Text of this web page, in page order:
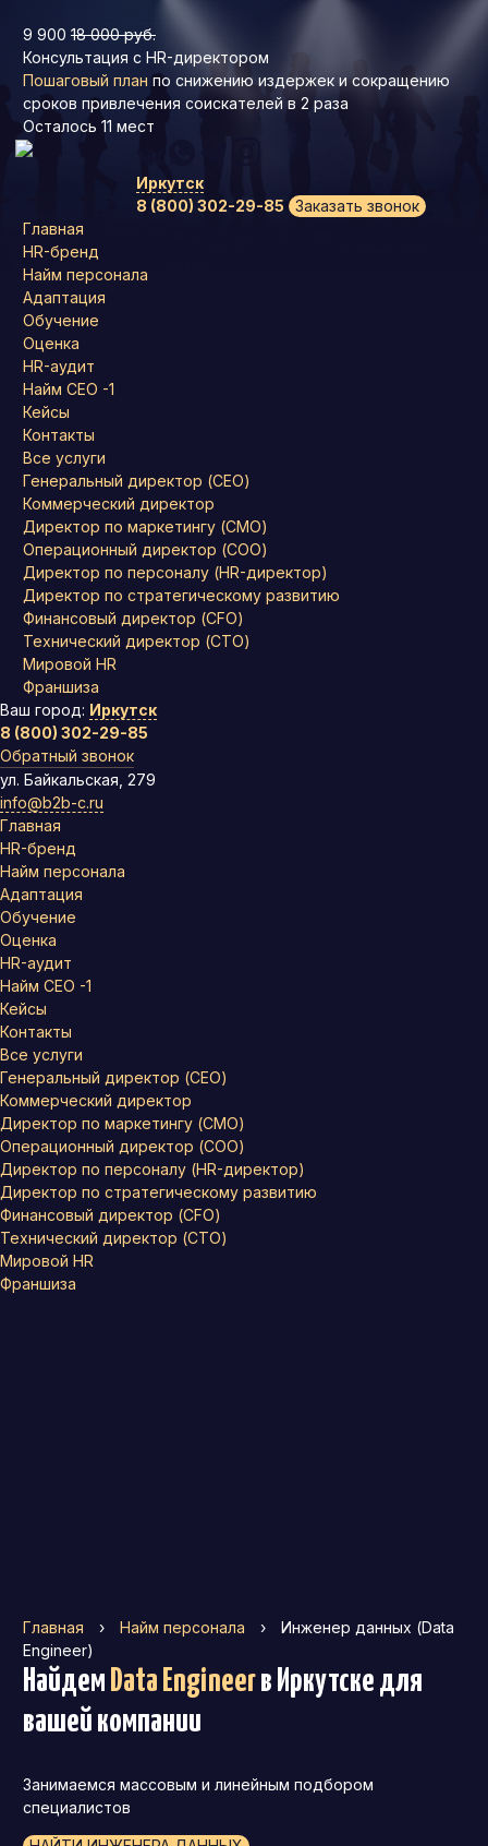
9 900 18 000 руб.
Консультация с HR-директором
Пошаговый план по снижению издержек и сокращению
сроков привлечения соискателей в 2 раза
Осталось 11 мест
Иркутск
8 (800) 302-29-85
Заказать звонок
Главная
HR-бренд
Найм персонала
Адаптация
Обучение
Оценка
HR-аудит
Найм СЕО -1
Кейсы
Контакты
Все услуги
Генеральный директор (CEO)
Коммерческий директор
Директор по маркетингу (CMO)
Операционный директор (COO)
Директор по персоналу (HR-директор)
Директор по стратегическому развитию
Финансовый директор (CFO)
Технический директор (CTO)
Мировой HR
Франшиза
Ваш город: Иркутск
8 (800) 302-29-85
Обратный звонок
ул. Байкальская, 279
info@b2b-c.ru
Главная
HR-бренд
Найм персонала
Адаптация
Обучение
Оценка
HR-аудит
Найм СЕО -1
Кейсы
Контакты
Все услуги
Генеральный директор (CEO)
Коммерческий директор
Директор по маркетингу (CMO)
Операционный директор (COO)
Директор по персоналу (HR-директор)
Директор по стратегическому развитию
Финансовый директор (CFO)
Технический директор (CTO)
Мировой HR
Франшиза
Главная › Найм персонала ›
Инженер данных (Data
Engineer)
Найдем Data Engineerв Иркутске для
вашей компании
Занимаемся массовым и линейным подбором
специалистов